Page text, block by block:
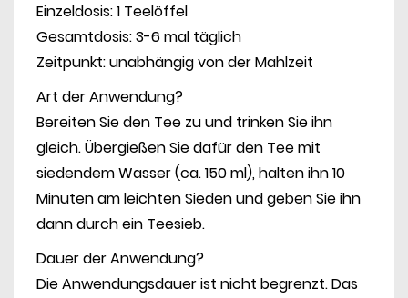
Einzeldosis: 1 Teelöffel
Gesamtdosis: 3-6 mal täglich
Zeitpunkt: unabhängig von der Mahlzeit
Art der Anwendung?
Bereiten Sie den Tee zu und trinken Sie ihn
gleich. Übergießen Sie dafür den Tee mit
siedendem Wasser (ca. 150 ml), halten ihn 10
Minuten am leichten Sieden und geben Sie ihn
dann durch ein Teesieb.
Dauer der Anwendung?
Die Anwendungsdauer ist nicht begrenzt. Das